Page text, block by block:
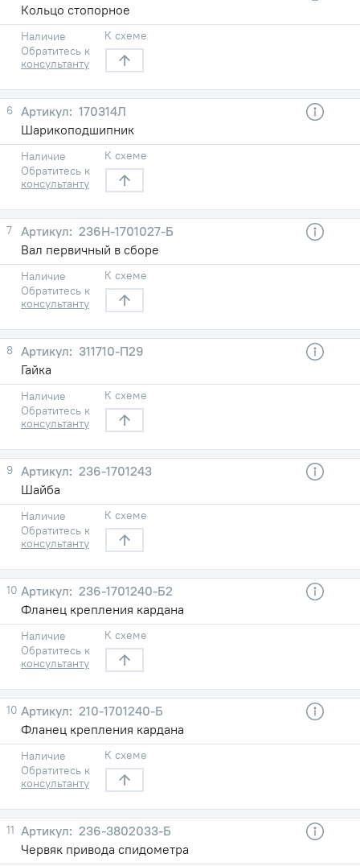
Кольцо стопорное
Наличие
Обратитесь к
консультанту
К схеме
6
170314Л
Шарикоподшипник
Наличие
Обратитесь к
консультанту
К схеме
7
236Н-1701027-Б
Вал первичный в сборе
Наличие
Обратитесь к
консультанту
К схеме
8
311710-П29
Гайка
Наличие
Обратитесь к
консультанту
К схеме
9
236-1701243
Шайба
Наличие
Обратитесь к
консультанту
К схеме
10
236-1701240-Б2
Фланец крепления кардана
Наличие
Обратитесь к
консультанту
К схеме
10
210-1701240-Б
Фланец крепления кардана
Наличие
Обратитесь к
консультанту
К схеме
11
236-3802033-Б
Червяк привода спидометра